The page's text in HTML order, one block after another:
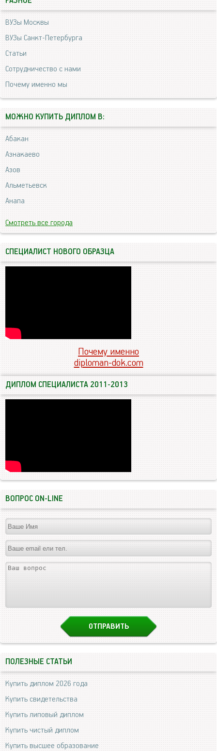
ВУЗы Москвы
ВУЗы Санкт-Петербурга
Статьи
Сотрудничество с нами
Почему именно мы
МОЖНО КУПИТЬ ДИПЛОМ В:
Абакан
Азнакаево
Азов
Альметьевск
Анапа
Смотреть все города
СПЕЦИАЛИСТ НОВОГО ОБРАЗЦА
Почему именно
diploman-dok.com
ДИПЛОМ СПЕЦИАЛИСТА 2011-2013
ВОПРОС ON-LINE
ПОЛЕЗНЫЕ СТАТЬИ
Купить диплом 2026 года
Купить свидетельства
Купить липовый диплом
Купить чистый диплом
Купить высшее образование